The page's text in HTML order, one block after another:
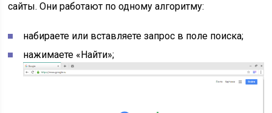
сайты. Они работают по одному алгоритму:
набираете или вставляете запрос в поле поиска;
нажимаете «Найти»;